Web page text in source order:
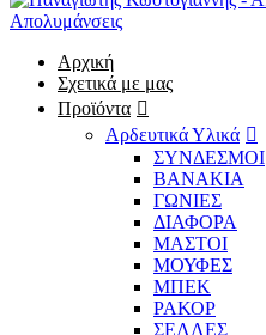
Αρχική
Σχετικά με μας
Προϊόντα
Αρδευτικά Υλικά
ΣΥΝΔΕΣΜΟΙ
ΒΑΝΑΚΙΑ
ΓΩΝΙΕΣ
ΔΙΑΦΟΡΑ
ΜΑΣΤΟΙ
ΜΟΥΦΕΣ
ΜΠΕΚ
ΡΑΚΟΡ
ΣΕΛΛΕΣ